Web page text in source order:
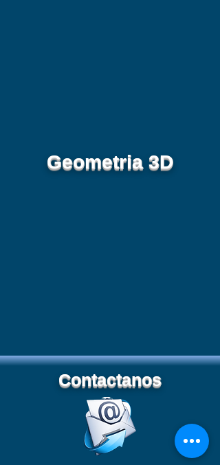
Geometria 3D
Contactanos